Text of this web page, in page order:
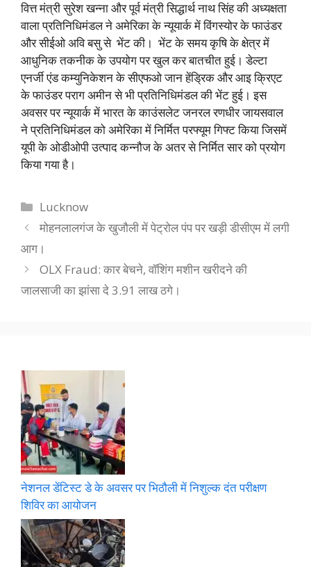
वित्त मंत्री सुरेश खन्ना और पूर्व मंत्री सिद्धार्थ नाथ सिंह की अध्यक्षता
वाला प्रतिनिधिमंडल ने अमेरिका के न्यूयार्क में विंगस्योर के फाउंडर
और सीईओ अवि बसु से भेंट की। भेंट के समय कृषि के क्षेत्र में
आधुनिक तकनीक के उपयोग पर खुल कर बातचीत हुई। डेल्टा
एनर्जी एंड कम्युनिकेशन के सीएफओ जान हेंड्रिक और आइ क्रिएट
के फाउंडर पराग अमीन से भी प्रतिनिधिमंडल की भेंट हुई। इस
अवसर पर न्यूयार्क में भारत के काउंसलेट जनरल रणधीर जायसवाल
ने प्रतिनिधिमंडल को अमेरिका में निर्मित परफ्यूम गिफ्ट किया जिसमें
यूपी के ओडीओपी उत्पाद कन्नौज के अतर से निर्मित सार को प्रयोग
किया गया है।
Categories
Lucknow
मोहनलालगंज के खुजौली में पेट्रोल पंप पर खड़ी डीसीएम में लगी
आग।
OLX Fraud: कार बेचने, वॉशिंग मशीन खरीदने की
जालसाजी का झांसा दे 3.91 लाख ठगे।
नेशनल डेंटिस्ट डे के अवसर पर भिठौली में निशुल्क दंत परीक्षण
शिविर का आयोजन